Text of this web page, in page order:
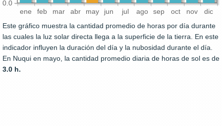
ene feb mar abr may jun jul ago sep oct nov dic
0.0
Este gráfico muestra la cantidad promedio de horas por día durante
las cuales la luz solar directa llega a la superficie de la tierra. En este
indicador influyen la duración del día y la nubosidad durante el día.
En Nuqui en mayo, la cantidad promedio diaria de horas de sol es de
3.0 h.